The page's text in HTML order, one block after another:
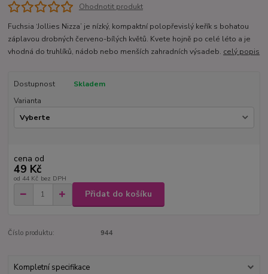
Ohodnotit produkt
Fuchsia ‘Jollies Nizza’ je nízký, kompaktní polopřevislý keřík s bohatou
záplavou drobných červeno-bílých květů. Kvete hojně po celé léto a je
vhodná do truhlíků, nádob nebo menších zahradních výsadeb. celý popis
Dostupnost
Skladem
Varianta
cena od
49 Kč
od 44 Kč bez DPH
Přidat do košíku
Číslo produktu: 944
Kompletní specifikace